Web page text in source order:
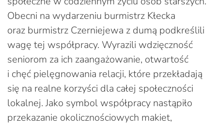
Obecni na wydarzeniu burmistrz Kłecka
oraz burmistrz Czerniejewa z dumą podkreślili
wagę tej współpracy. Wyrazili wdzięczność
seniorom za ich zaangażowanie, otwartość
i chęć pielęgnowania relacji, które przekładają
się na realne korzyści dla całej społeczności
lokalnej. Jako symbol współpracy nastąpiło
przekazanie okolicznościowych makiet,